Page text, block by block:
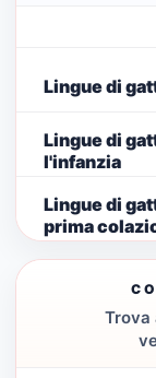
Lingue di
Lingue di
l'infanzia
Lingue di
prima
Trova